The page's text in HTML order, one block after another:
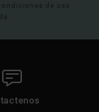
de uso